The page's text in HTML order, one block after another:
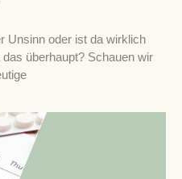
Unsinn oder ist da wirklich
überhaupt? Schauen wir